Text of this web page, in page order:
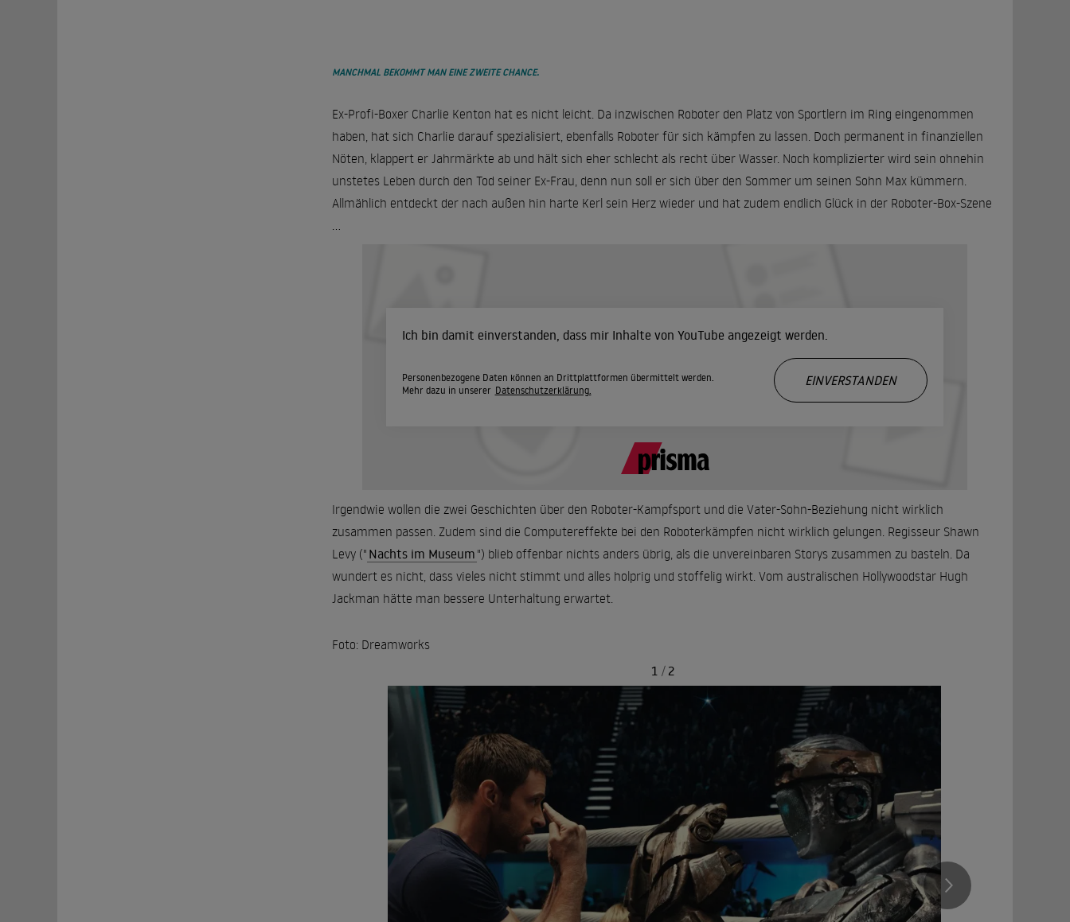
MANCHMAL BEKOMMT MAN EINE ZWEITE CHANCE.
Ex-Profi-Boxer Charlie Kenton hat es nicht leicht. Da inzwischen Roboter den Platz von Sportlern im Ring eingenommen
haben, hat sich Charlie darauf spezialisiert, ebenfalls Roboter für sich kämpfen zu lassen. Doch permanent in finanziellen
Nöten, klappert er Jahrmärkte ab und hält sich eher schlecht als recht über Wasser. Noch komplizierter wird sein ohnehin
unstetes Leben durch den Tod seiner Ex-Frau, denn nun soll er sich über den Sommer um seinen Sohn Max kümmern.
Allmählich entdeckt der nach außen hin harte Kerl sein Herz wieder und hat zudem endlich Glück in der Roboter-Box-Szene
...
Ich bin damit einverstanden, dass mir Inhalte von YouTube angezeigt werden.
Personenbezogene Daten können an Drittplattformen übermittelt werden.
Mehr dazu in unserer Datenschutzerklärung.
EINVERSTANDEN
Irgendwie wollen die zwei Geschichten über den Roboter-Kampfsport und die Vater-Sohn-Beziehung nicht wirklich
zusammen passen. Zudem sind die Computereffekte bei den Roboterkämpfen nicht wirklich gelungen. Regisseur Shawn
Levy (" Nachts im Museum ") blieb offenbar nichts anders übrig, als die unvereinbaren Storys zusammen zu basteln. Da
wundert es nicht, dass vieles nicht stimmt und alles holprig und stoffelig wirkt. Vom australischen Hollywoodstar Hugh
Jackman hätte man bessere Unterhaltung erwartet.
Foto: Dreamworks
1 / 2